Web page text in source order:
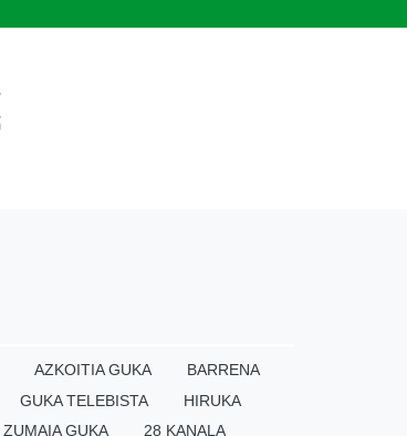
AZKOITIA GUKA
BARRENA
GUKA TELEBISTA
HIRUKA
ZUMAIA GUKA 28 KANALA